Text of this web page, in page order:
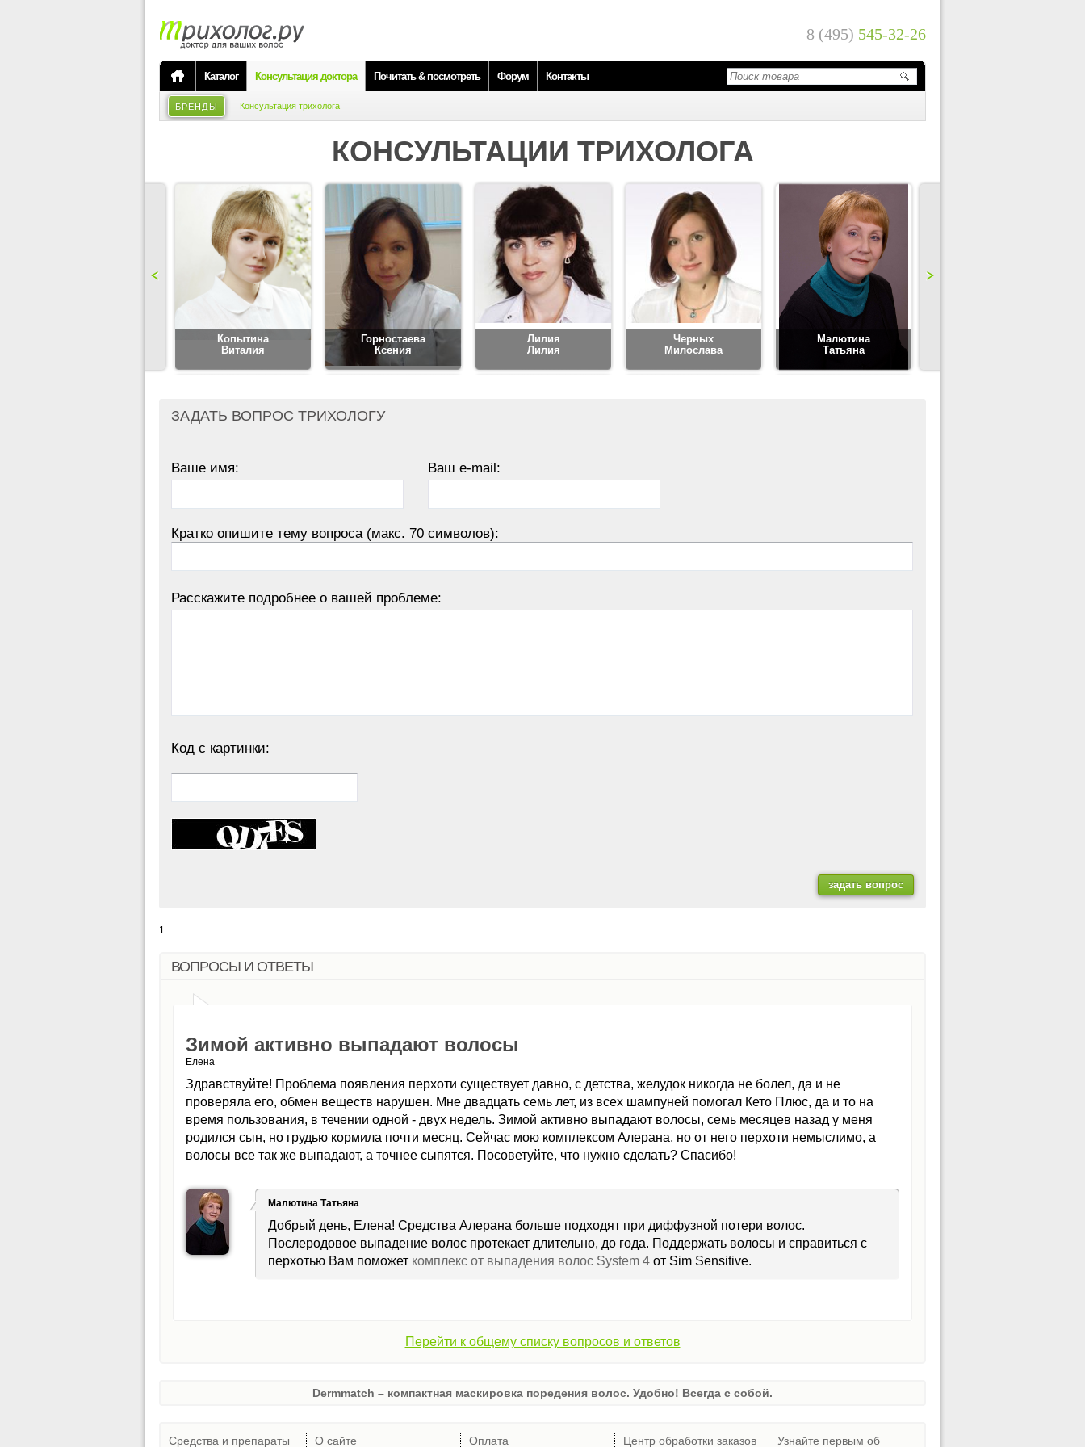
8 (495) 545-32-26
Каталог Консультация доктора Почитать & посмотреть Форум Контакты
БРЕНДЫ Консультация трихолога
КОНСУЛЬТАЦИИ ТРИХОЛОГА
Копытина
Виталия
Горностаева
Ксения
Лилия
Лилия
Черных
Милослава
Малютина
Татьяна
ЗАДАТЬ ВОПРОС ТРИХОЛОГУ
Ваше имя: Ваш e-mail:
Кратко опишите тему вопроса (макс. 70 символов):
Расскажите подробнее о вашей проблеме:
Код с картинки:
1
ВОПРОСЫ И ОТВЕТЫ
Зимой активно выпадают волосы
Елена
Здравствуйте! Проблема появления перхоти существует давно, с детства, желудок никогда не болел, да и не
проверяла его, обмен веществ нарушен. Мне двадцать семь лет, из всех шампуней помогал Кето Плюс, да и то на
время пользования, в течении одной - двух недель. Зимой активно выпадают волосы, семь месяцев назад у меня
родился сын, но грудью кормила почти месяц. Сейчас мою комплексом Алерана, но от него перхоти немыслимо, а
волосы все так же выпадают, а точнее сыпятся. Посоветуйте, что нужно сделать? Спасибо!
Малютина Татьяна
Добрый день, Елена! Средства Алерана больше подходят при диффузной потери волос.
Послеродовое выпадение волос протекает длительно, до года. Поддержать волосы и справиться с
перхотью Вам поможет комплекс от выпадения волос System 4 от Sim Sensitive.
Перейти к общему списку вопросов и ответов
Dermmatch – компактная маскировка поредения волос. Удобно! Всегда с собой.
Средства и препараты О сайте Оплата Центр обработки заказов Узнайте первым об